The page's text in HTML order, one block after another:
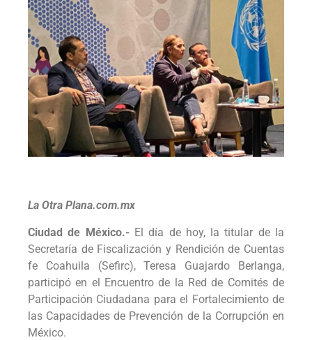
La Otra Plana.com.mx
Ciudad de México.-El día de hoy, la titular de la
Secretaría de Fiscalización y Rendición de Cuentas
fe Coahuila (Sefirc), Teresa Guajardo Berlanga,
participó en el Encuentro de la Red de Comités de
Participación Ciudadana para el Fortalecimiento de
las Capacidades de Prevención de la Corrupción en
México.